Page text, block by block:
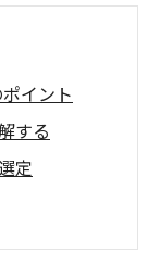
イント
する
定
る方法